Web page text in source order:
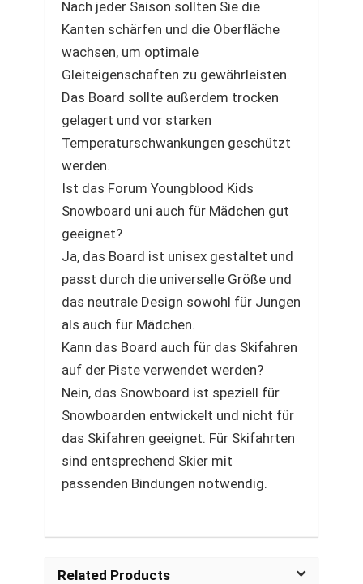
Nach jeder Saison sollten Sie die
Kanten schärfen und die Oberfläche
wachsen, um optimale
Gleiteigenschaften zu gewährleisten.
Das Board sollte außerdem trocken
gelagert und vor starken
Temperaturschwankungen geschützt
werden.
Ist das Forum Youngblood Kids
Snowboard uni auch für Mädchen gut
geeignet?
Ja, das Board ist unisex gestaltet und
passt durch die universelle Größe und
das neutrale Design sowohl für Jungen
als auch für Mädchen.
Kann das Board auch für das Skifahren
auf der Piste verwendet werden?
Nein, das Snowboard ist speziell für
Snowboarden entwickelt und nicht für
das Skifahren geeignet. Für Skifahrten
sind entsprechend Skier mit
passenden Bindungen notwendig.
Related Products